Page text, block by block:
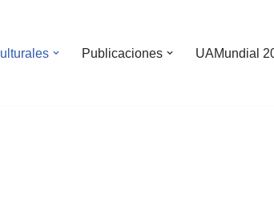
Publicaciones UAMundial